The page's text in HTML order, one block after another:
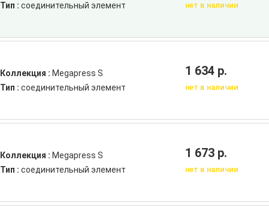
Коллекция : Megapress S
Тип : соединительный элемент
1 634 р.
нет в наличии
Коллекция : Megapress S
Тип : соединительный элемент
1 673 р.
нет в наличии
Тип : соединительный элемент нет в наличии